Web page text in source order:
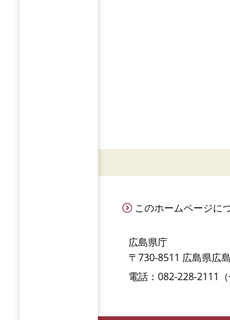
このホームページに
広島県庁
〒730-8511 広島県広
電話：082-228-2111（